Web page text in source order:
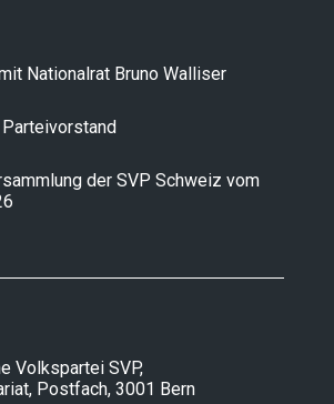
Nationalrat Bruno Walliser
der SVP Schweiz vom
Volkspartei SVP,
Postfach, 3001 Bern